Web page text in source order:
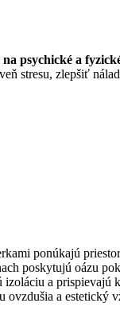
psychické a
stresu, zlepšiť
ponúkajú
poskytujú oázu
a prispievajú
ovzdušia a estetický